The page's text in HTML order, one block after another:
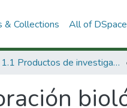
& Collections All of DSpace
1.1 Productos de investigación